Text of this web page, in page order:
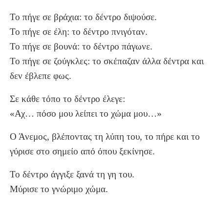
Το πήγε σε βράχια: το δέντρο διψούσε.
Το πήγε σε έλη: το δέντρο πνιγόταν.
Το πήγε σε βουνά: το δέντρο πάγωνε.
Το πήγε σε ζούγκλες: το σκέπαζαν άλλα δέντρα και
δεν έβλεπε φως.
Σε κάθε τόπο το δέντρο έλεγε:
«Αχ… πόσο μου λείπει το χώμα μου…»
Ο Άνεμος, βλέποντας τη λύπη του, το πήρε και το
γύρισε στο σημείο από όπου ξεκίνησε.
Το δέντρο άγγιξε ξανά τη γη του.
Μύρισε το γνώριμο χώμα.